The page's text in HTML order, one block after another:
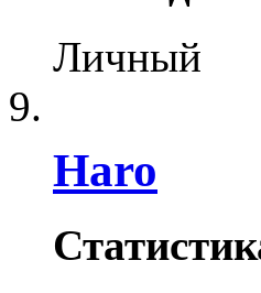
Личный
Haro